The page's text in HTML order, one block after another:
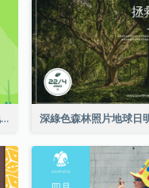
綠色和藍色地球和樹木插圖地球日明信片